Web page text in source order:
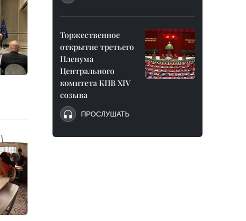
Торжественное
открытие третьего
Пленума
Центрального
комитета КПВ XIV
созыва
ПРОСЛУШАТЬ